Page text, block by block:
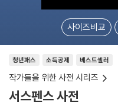
사이즈비교
소득공제 베스트셀러
청년패스
작가들을 위한 사전 시리즈
서스펜스 사전